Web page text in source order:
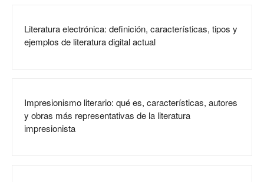
Literatura electrónica: definición, características, tipos y
ejemplos de literatura digital actual
Impresionismo literario: qué es, características, autores
y obras más representativas de la literatura
impresionista